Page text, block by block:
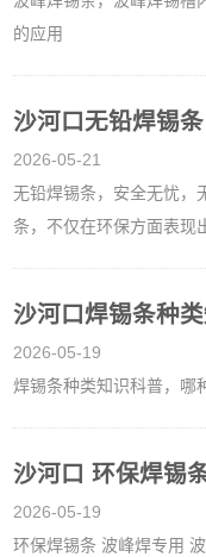
的应用
沙河口无铅焊锡
2026-05-21
无铅焊锡条，安全无忧，
条，不仅在环保方面表现
沙河口焊锡条种
2026-05-19
焊锡条种类知识科普，哪
沙河口 环保焊锡
2026-05-19
环保焊锡条 波峰焊专用